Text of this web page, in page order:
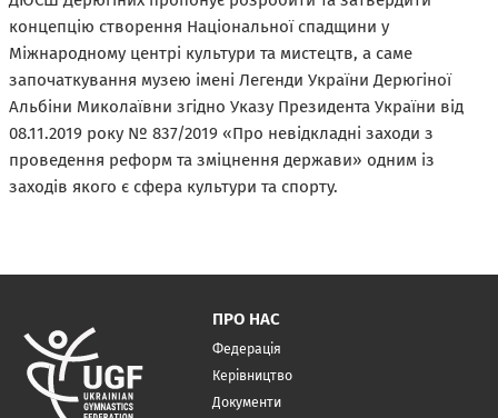
концепцію створення Національної спадщини у
Міжнародному центрі культури та мистецтв, а саме
започаткування музею імені Легенди України Дерюгіної
Альбіни Миколаївни згідно Указу Президента України від
08.11.2019 року Nº 837/2019 «Про невідкладні заходи з
проведення реформ та зміцнення держави» одним із
заходів якого є сфера культури та спорту.
ПРО НАС
Федерація
Керівництво
Документи